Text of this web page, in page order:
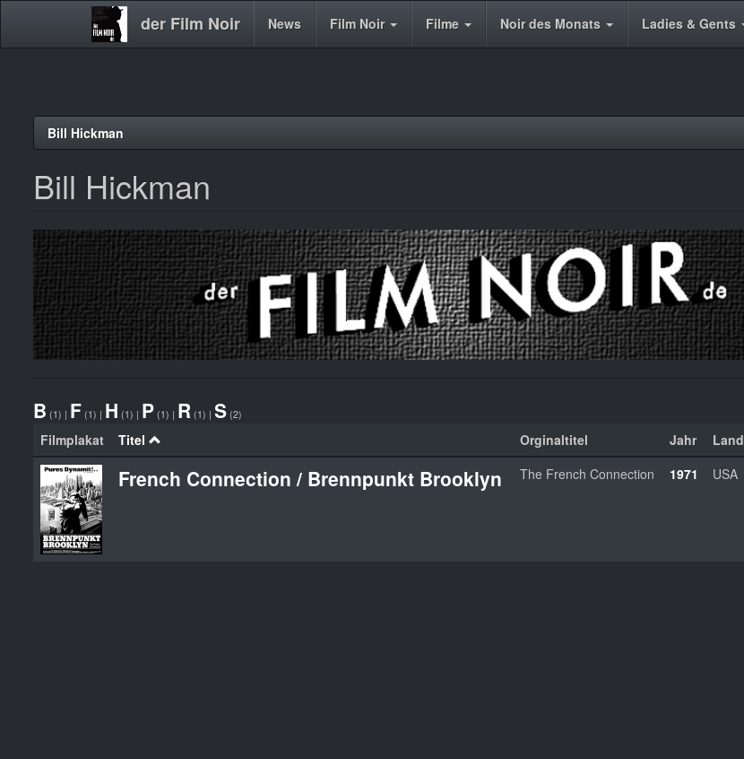
der Film Noir
Main News Film Noir Filme Noir des Monats Ladies & Gents
Bill Hickman
Bill Hickman
B (1) | F (1) | H (1) | P (1) | R (1) | S (2)
Filmplakat Titel Orginaltitel Jahr Land
French Connection / Brennpunkt Brooklyn The French Connection 1971 USA